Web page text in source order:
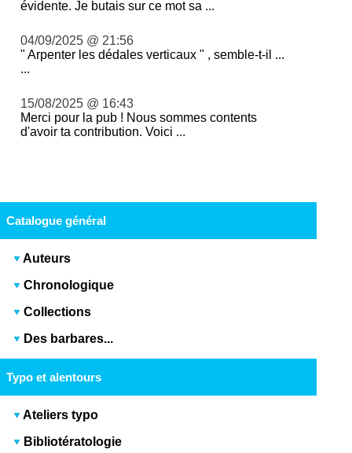
évidente. Je butais sur ce mot sa ...
04/09/2025 @ 21:56
" Arpenter les dédales verticaux " , semble-t-il ...
...
15/08/2025 @ 16:43
Merci pour la pub ! Nous sommes contents
d'avoir ta contribution. Voici ...
Catalogue général
Auteurs
Chronologique
Collections
Des barbares...
Typo et alentours
Ateliers typo
Bibliotératologie